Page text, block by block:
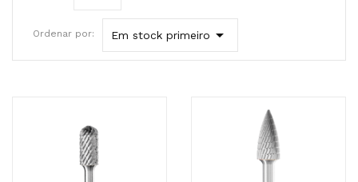
Ordenar por: Em stock primeiro 